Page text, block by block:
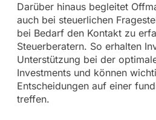
Darüber hinaus begleitet
auch bei steuerlichen
bei Bedarf den Kontakt zu
Steuerberatern. So erhalten
Unterstützung bei der
Investments und können
Entscheidungen auf einer
treffen.